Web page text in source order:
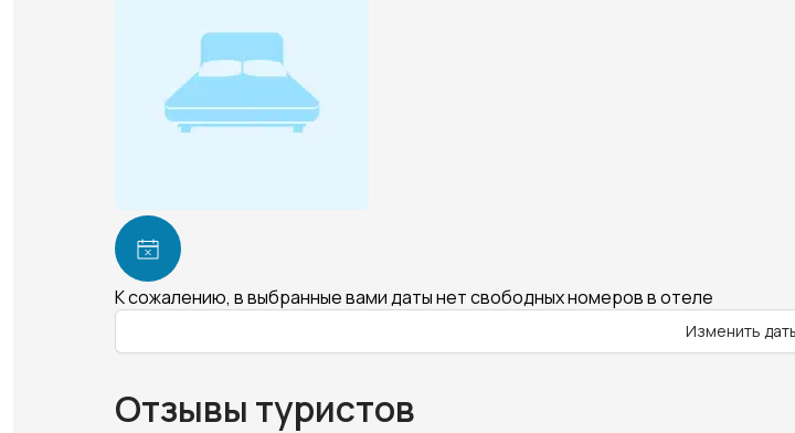
К сожалению, в выбранные вами даты нет свободных номеров в отеле
Изменить
Отзывы туристов